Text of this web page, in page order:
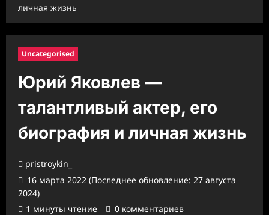
личная жизнь
Uncategorised
Юрий Яковлев —
талантливый актер, его
биография и личная жизнь
pristroykin_
16 марта 2022 (Последнее обновление: 27 августа
2024)
1 минуты чтение
0 комментариев